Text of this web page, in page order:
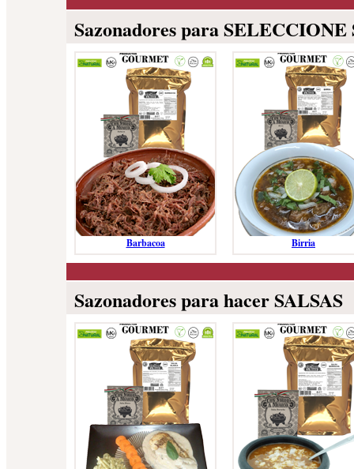
Sazonadores para
Barbacoa Birria
Sazonadores para hacer SALSAS